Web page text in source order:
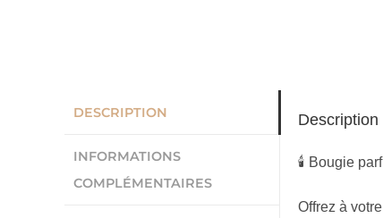
DESCRIPTION
INFORMATIONS
COMPLÉMENTAIRES
Description
🕯️ Bougie
Offrez à